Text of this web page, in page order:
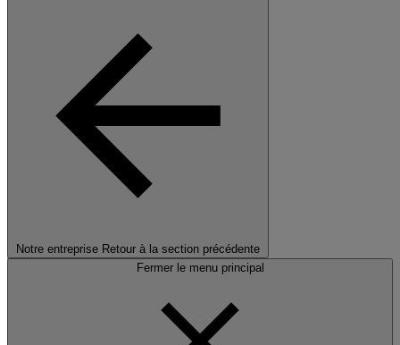
Notre entreprise Retour à la section précédente
Fermer le menu principal